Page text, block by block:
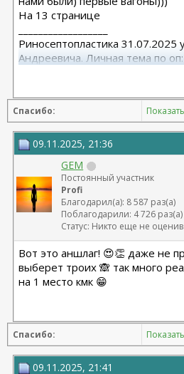
На 13 странице
Риносептопластика 31.07.2025
Андреевича. Личная тема по
Спасибо:
09.11.2025, 21:36
GEM
Постоянный участник
Profi
Благодарил(а): 8 587 раз(а)
Поблагодарили: 4 726
Статус: Никто еще не
Вот это аншлаг! 😍👏 даже не
выберет троих 🙈 так много
на 1 место кмк 😁
Спасибо:
09.11.2025, 21:41